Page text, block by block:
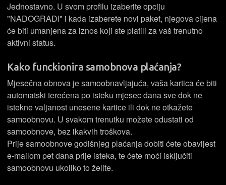
Jednostavno. U svom profilu izaberite opciju
"NADOGRADI" i kada izaberete novi paket, njegova cijena
će biti umanjena za iznos koji ste platili za vaš trenutno
aktivni status.
Kako funckionira samobnova plaćanja?
Mjesečna obnova je samoobnavljajuća, vaša kartica će biti
automatski terećena po isteku mjesec dana sve dok ne
istekne valjanost unesene kartice ili dok ne otkažete
samoobnovu. U svakom trenutku možete odustati od
samoobnove, bez ikakvih troškova.
Prije samoobnove godišnjeg plaćanja dobiti ćete obavijest
e-mailom pet dana prije isteka, te ćete moći isključiti
samoobnovu ukoliko to želite.